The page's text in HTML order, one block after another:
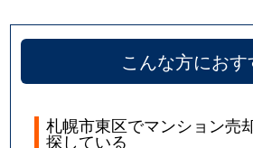
こんな方におす
札幌市東区でマンション売
探している